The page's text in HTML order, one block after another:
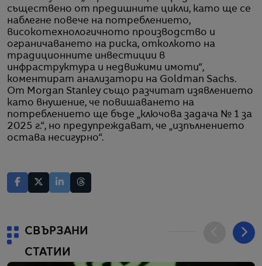
съществено от предишните цикли, като ще се
наблегне повече на потреблението,
високотехнологичното производство и
ограничаването на риска, отколкото на
традиционните инвестиции в
инфраструктура и недвижими имоти“,
коментират анализатори на Goldman Sachs.
От Morgan Stanley също разчитат изявлението
като внушение, че повишаването на
потреблението ще бъде „ключова задача № 1 за
2025 г.“, но предупреждават, че „изпълнението
остава несигурно“.
СВЪРЗАНИ
СТАТИИ